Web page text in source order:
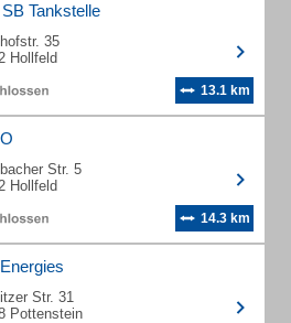
Tankstelle
35
Hollfeld
13.1 km
Str. 5
Hollfeld
14.3 km
Str. 31
Pottenstein